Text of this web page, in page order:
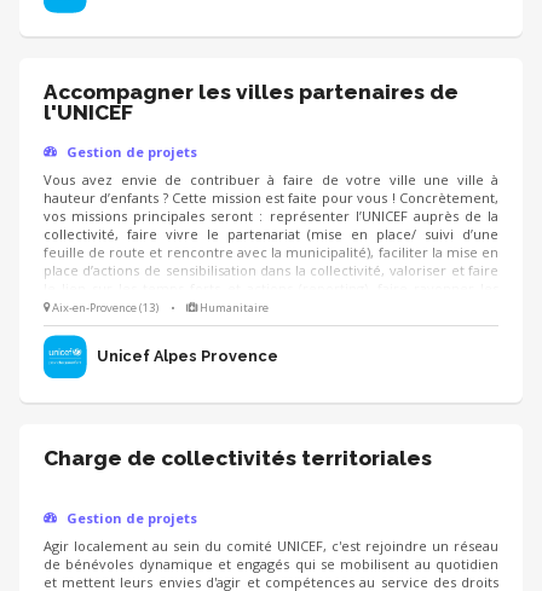
Accompagner les villes partenaires de
l'UNICEF
Gestion de projets
Vous avez envie de contribuer à faire de votre ville une ville à
hauteur d’enfants ? Cette mission est faite pour vous ! Concrètement,
vos missions principales seront : représenter l’UNICEF auprès de la
collectivité, faire vivre le partenariat (mise en place/ suivi d’une
feuille de route et rencontre avec la municipalité), faciliter la mise en
place d’actions de sensibilisation dans la collectivité, valoriser et faire
droits de l’enfant sur le territoire. Vous aurez la possibilité d’animer
des formations à destination des élus et agents des collectivités
locales sur la prise en main des projets UNICEF.
Aix-en-Provence (13) • Humanitaire
Unicef Alpes Provence
Charge de collectivités territoriales
Gestion de projets
Agir localement au sein du comité UNICEF, c'est rejoindre un réseau
de bénévoles dynamique et engagés qui se mobilisent au quotidien
et mettent leurs envies d'agir et compétences au service des droits